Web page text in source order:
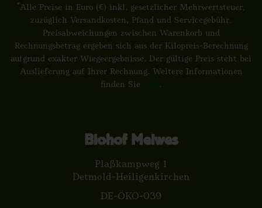
*Alle Preise in Euro (€) inkl. gesetzlicher Mehrwertsteuer,
zuzüglich Versandkosten, Pfand und Servicegebühr.
Preisabweichungen zwischen Warenkorb und
Rechnungsbetrag ergeben sich aus der Kilopreis-Berechnung
aufgrund exakter Wiegeergebnisse. Der gültige Preis steht bei
Auslieferung auf Ihrer Rechnung. Weitere Informationen
finden Sie
.
Biohof Meiwes
Plaßkampweg 1
Detmold-Heiligenkirchen
DE-ÖKO-039